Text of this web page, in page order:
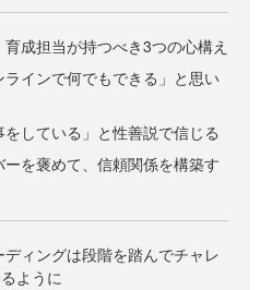
成担当が持つべき3つの心構え
インで何でもできる」と思い
している」と性善説で信じる
を褒めて、信頼関係を構築す
ディングは段階を踏んでチャレ
ように